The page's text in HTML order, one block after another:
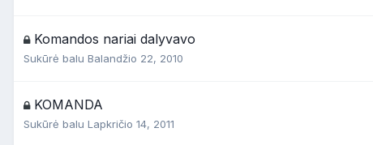
Komandos nariai dalyvavo
Sukūrė balu Balandžio 22, 2010
KOMANDA
Sukūrė balu Lapkričio 14, 2011